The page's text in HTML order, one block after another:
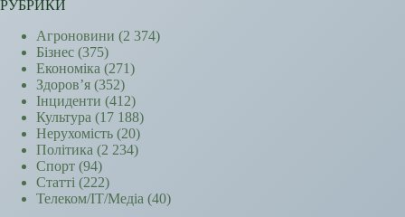
РУБРИКИ
Агроновини (2 374)
Бізнес (375)
Економіка (271)
Здоров’я (352)
Інциденти (412)
Культура (17 188)
Нерухомість (20)
Політика (2 234)
Спорт (94)
Статті (222)
Телеком/ІТ/Медіа (40)